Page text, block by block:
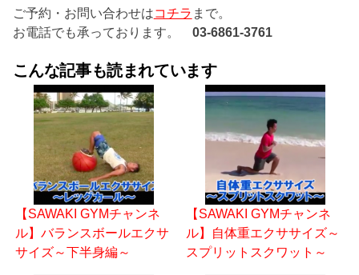
ご予約・お問い合わせはコチラ まで。
お電話でも承っております。 03-6861-3761
こんな記事も読まれています
【SAWAKI GYMチャンネ
ル】バランスボールエクサ
サイズ～下半身編～
【SAWAKI GYMチャンネ
ル】自体重エクササイズ～
スプリットスクワット～